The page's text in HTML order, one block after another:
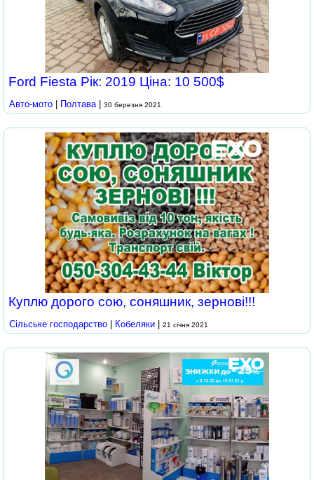
Ford Fiesta Рік: 2019 Ціна: 10 500$
Авто-мото Полтава 30 березня 2021
Куплю дорого сою, соняшник, зернові!!!
Сільське господарство Кобеляки 21 січня 2021